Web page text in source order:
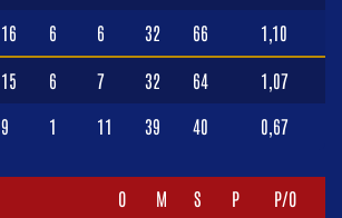
16 6 6 32 66 1,10
15 6 7 32 64 1,07
9 1 11 39 40 0,67
O M S P P/O